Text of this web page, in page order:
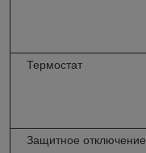
Термостат
Защитное отключение